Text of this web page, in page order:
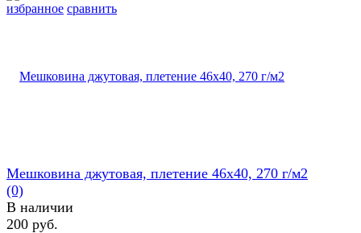
избранное сравнить
Мешковина джутовая, плетение 46х40, 270 г/м2
(0)
В наличии
200 руб.